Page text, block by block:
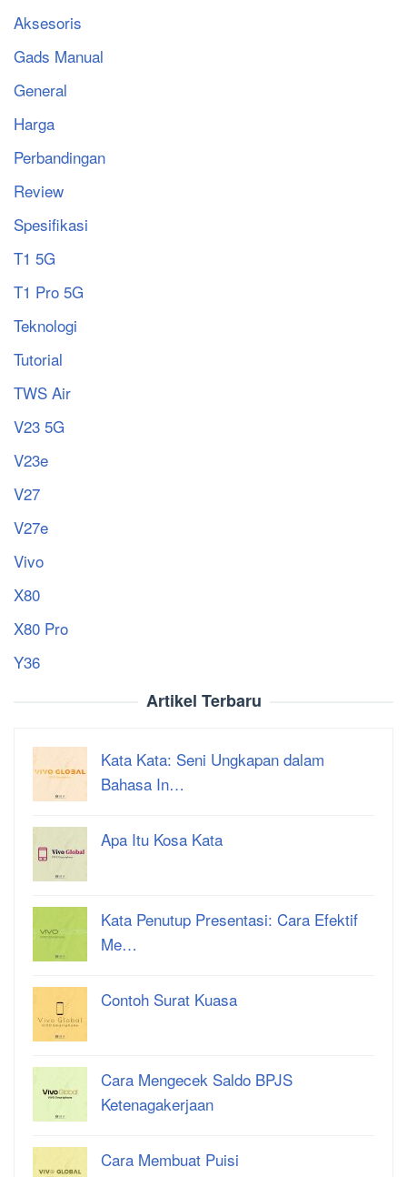
Aksesoris
Gads Manual
General
Harga
Perbandingan
Review
Spesifikasi
T1 5G
T1 Pro 5G
Teknologi
Tutorial
TWS Air
V23 5G
V23e
V27
V27e
Vivo
X80
X80 Pro
Y36
Artikel Terbaru
Kata Kata: Seni Ungkapan dalam
Bahasa In…
Apa Itu Kosa Kata
Kata Penutup Presentasi: Cara Efektif
Me…
Contoh Surat Kuasa
Cara Mengecek Saldo BPJS
Ketenagakerjaan
Cara Membuat Puisi